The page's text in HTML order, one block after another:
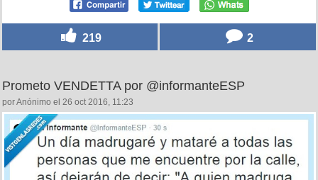
219 2
Prometo VENDETTA por @informanteESP
por Anónimo el 26 oct 2016, 11:23